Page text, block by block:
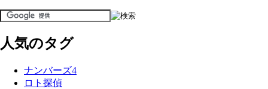
人気のタグ
ナンバーズ4
ロト探偵